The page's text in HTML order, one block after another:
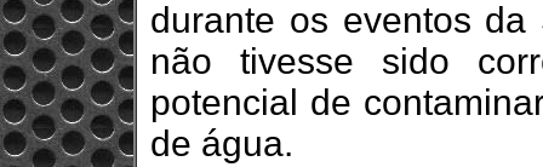
durante os eventos
não tivesse sido
potencial de
de água.